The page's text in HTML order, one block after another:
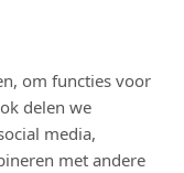
om functies voor
delen we
media,
met andere